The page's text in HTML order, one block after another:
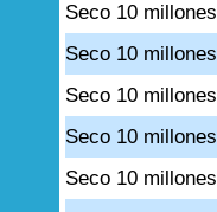
Seco 10 millones
Seco 10 millones
Seco 10 millones
Seco 10 millones
Seco 10 millones